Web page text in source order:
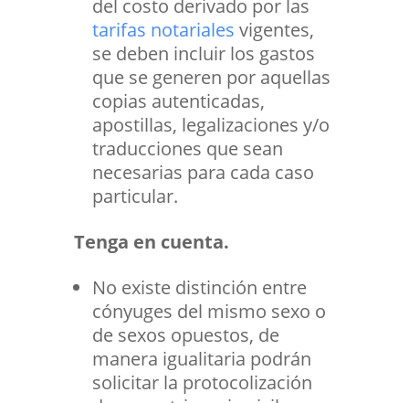
del costo derivado por las
tarifas notariales vigentes,
se deben incluir los gastos
que se generen por aquellas
copias autenticadas,
apostillas, legalizaciones y/o
traducciones que sean
necesarias para cada caso
particular.
Tenga en cuenta.
No existe distinción entre
cónyuges del mismo sexo o
de sexos opuestos, de
manera igualitaria podrán
solicitar la protocolización